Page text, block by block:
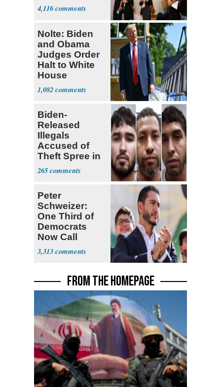
4,116
Nolte: Biden
and Obama
Judges Order
Halt to White
House
Ballroom
1,082
Biden-
Released
Illegals
Accused of
Theft Spree in
Small West
Virginia Towns
265
Peter
Schweizer:
One Third of
Democrats
Now Call
Themselves
Socialists
3,313
FROM THE HOMEPAGE